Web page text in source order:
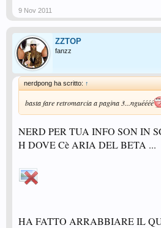
9 Nov 2011
ZZTOP
fanzz
nerdpong ha scritto: ↑
basta fare retromarcia a pagina 3...nguéééé
NERD PER TUA INFO SON IN
H DOVE Cè ARIA DEL BETA ...
HA FATTO ARRABBIARE IL